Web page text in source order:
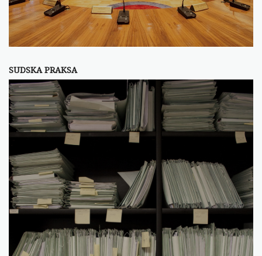
SUDSKA PRAKSA